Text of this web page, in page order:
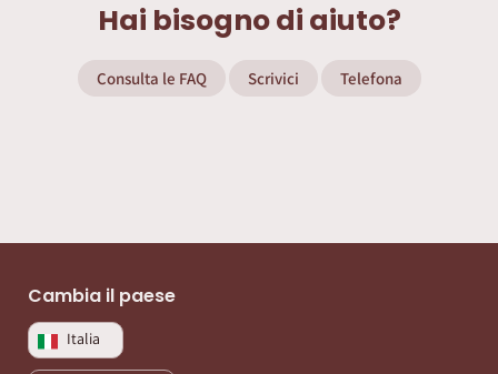
Hai bisogno di aiuto?
Consulta le FAQ Scrivici Telefona
Cambia il paese
Italia